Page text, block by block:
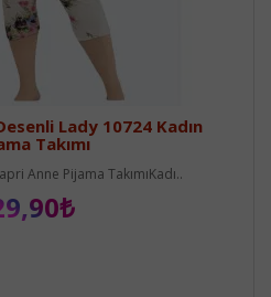
Lady 10724 Kadın
Takımı
Anne Pijama TakımıKadı..